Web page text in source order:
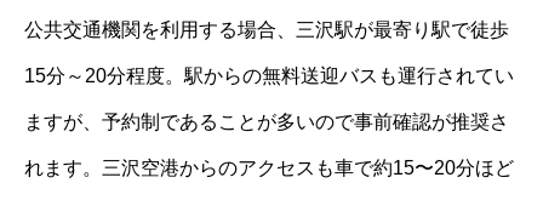
公共交通機関を利用する場合、三沢駅が最寄り駅で徒歩
15分～20分程度。駅からの無料送迎バスも運行されてい
ますが、予約制であることが多いので事前確認が推奨さ
れます。三沢空港からのアクセスも車で約15〜20分ほど